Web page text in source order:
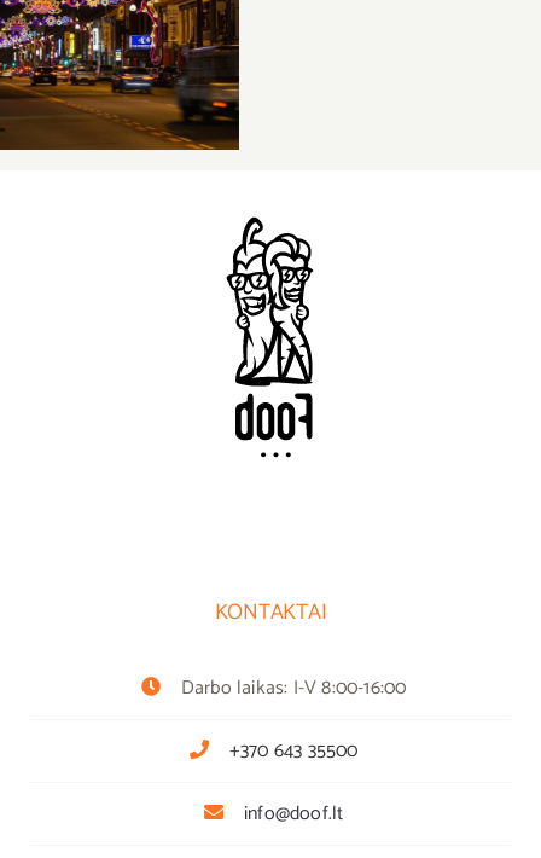
KONTAKTAI
Darbo laikas: I-V 8:00-16:00
+370 643 35500
info@doof.lt